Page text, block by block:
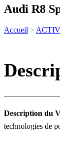
Audi R8
Accueil >
Description du
technologies de